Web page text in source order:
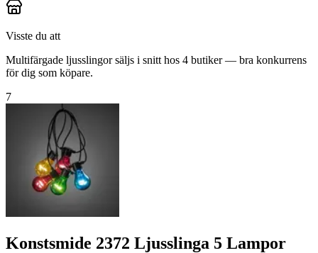
Visste du att
Multifärgade ljusslingor säljs i snitt hos 4 butiker — bra konkurrens
för dig som köpare.
7
Konstsmide 2372 Ljusslinga 5 Lampor